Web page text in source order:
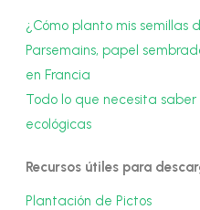
¿Cómo planto mis semillas
Parsemains, papel
en Francia
Todo lo que necesita saber
ecológicas
Recursos útiles para
Plantación de Pictos